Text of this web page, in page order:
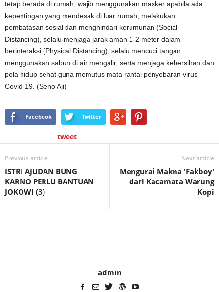
tetap berada di rumah, wajib menggunakan masker apabila ada
kepentingan yang mendesak di luar rumah, melakukan
pembatasan sosial dan menghindari kerumunan (Social
Distancing), selalu menjaga jarak aman 1-2 meter dalam
berinteraksi (Physical Distancing), selalu mencuci tangan
menggunakan sabun di air mengalir, serta menjaga kebersihan dan
pola hidup sehat guna memutus mata rantai penyebaran virus
Covid-19. (Seno Aji)
Facebook Twitter
tweet
Previous article
ISTRI AJUDAN BUNG
KARNO PERLU BANTUAN
JOKOWI (3)
Next article
Mengurai Makna 'Fakboy'
dari Kacamata Warung
Kopi
admin